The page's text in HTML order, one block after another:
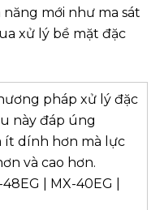
mới như ma sát
xử lý bề mặt đặc
pháp xử lý đặc
này đáp úng
ít dính hơn mà lực
và cao hơn.
| MX-40EG |